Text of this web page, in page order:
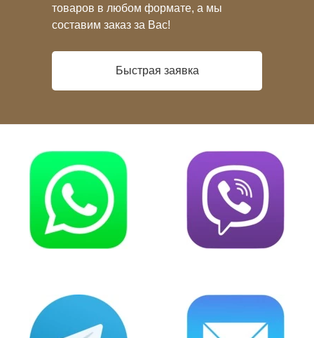
товаров в любом формате, а мы
составим заказ за Вас!
Быстрая заявка